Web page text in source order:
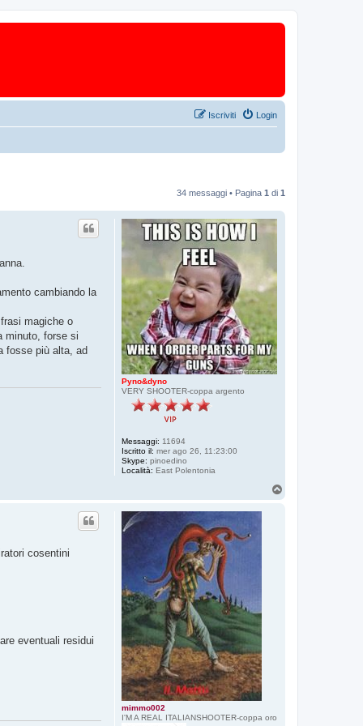
Login
Iscriviti
34 messaggi • Pagina 1 di 1
Pyno&dyno
VERY SHOOTER-coppa argento
Messaggi: 11694
Iscritto il: mer ago 26, 11:23:00
Skype: pinoedino
Località: East Polentonia
cambiando la
magiche o
minuto, forse si
fosse più alta, ad
mimmo002
I'M A REAL ITALIANSHOOTER-coppa oro
cosentini
eventuali residui